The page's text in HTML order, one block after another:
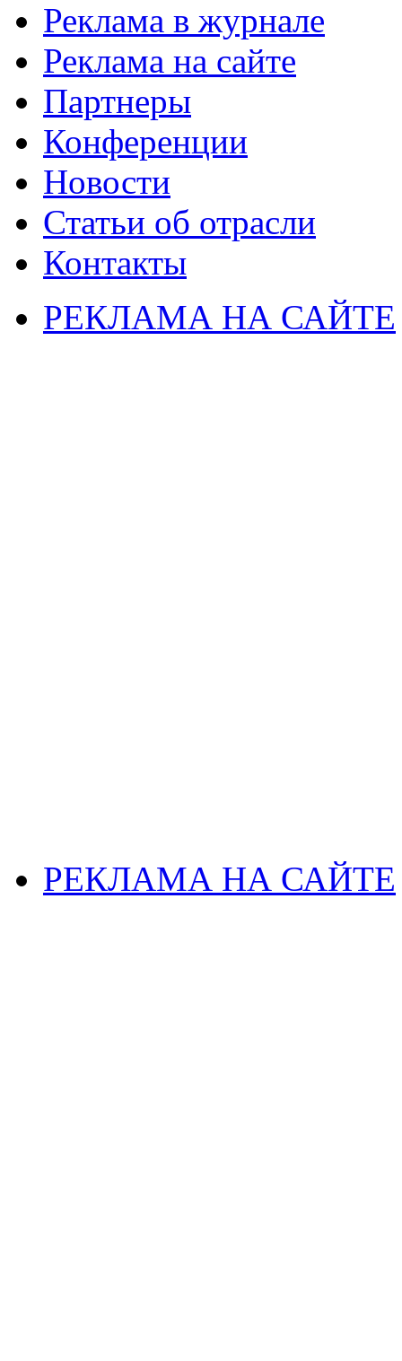
Реклама в журнале
Реклама на сайте
Партнеры
Конференции
Новости
Статьи об отрасли
Контакты
РЕКЛАМА НА САЙТЕ
РЕКЛАМА НА САЙТЕ